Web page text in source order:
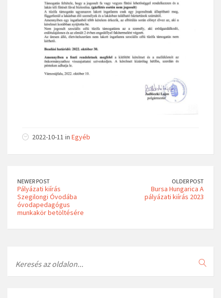
2022-10-11 in Egyéb
NEWER POST
Pályázati kiírás
Szegilongi Óvodába
óvodapedagógus
munkakör betöltésére
OLDER POST
Bursa Hungarica A
pályázati kiírás 2023